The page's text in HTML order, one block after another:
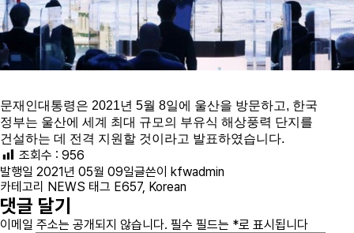
문재인대통령은 2021년 5월 8일에 울산을 방문하고, 한국
정부는 울산에 세계 최대 규모의 부유식 해상풍력 단지를
건설하는 데 전격 지원할 것이라고 발표하였습니다.
조회수 : 956
발행일 2021년 05월 09일글쓴이 kfwadmin
카테고리 NEWS 태그 E657, Korean
댓글 달기
이메일 주소는 공개되지 않습니다. 필수 필드는 *로 표시됩니다